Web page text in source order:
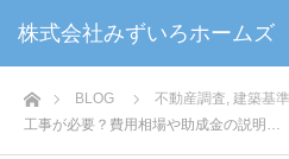
株式会社みずいろホームズ
ホームBLOG 不動産調査, 建築基
工事が必要？費用相場や助成金の説明…